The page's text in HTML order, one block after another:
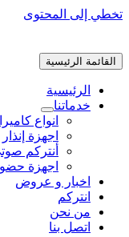
تخطي إلى المحتوى
القائمة الرئيسية
الرئيسية
خدماتنا
انواع
اجهزة إنذار
أنتركم
اجهزة
اخبار و عروض
انتركم
من نحن
اتصل بنا